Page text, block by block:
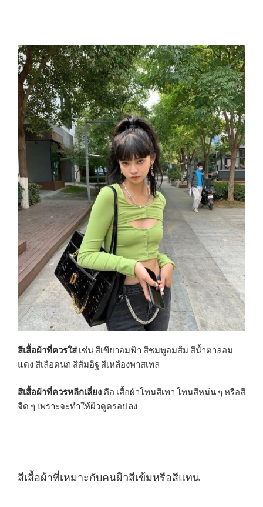
สีเสื้อผ้าที่ควรใส่เช่น สีเขียวอมฟ้า สีชมพูอมส้ม สีน้ำตาลอม
แดง สีเลือดนก สีส้มอิฐ สีเหลืองพาสเทล
สีเสื้อผ้าที่ควรหลีกเลี่ยง คือ เสื้อผ้าโทนสีเทา โทนสีหม่น ๆ หรือสี
จืด ๆ เพราะจะทำให้ผิวดูดรอปลง
สีเสื้อผ้าที่เหมาะกับคนผิวสีเข้มหรือสีแทน